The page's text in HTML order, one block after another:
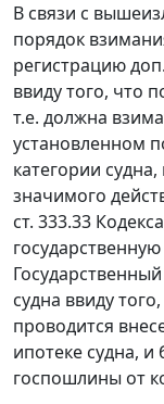
В связи с
порядок
регистрацию
ввиду того, что
т.е. должна
установленном
категории
значимого
ст. 333.33
судна ввиду
проводится
ипотеке судна, и
госпошлины от